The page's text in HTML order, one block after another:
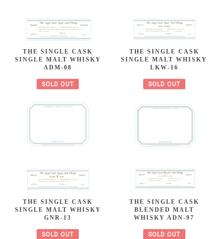
THE SINGLE CASK
SINGLE MALT WHISKY
ADM-08
SOLD OUT
THE SINGLE CASK
SINGLE MALT WHISKY
LKW-16
SOLD OUT
THE SINGLE CASK
SINGLE MALT WHISKY
GNR-13
SOLD OUT
THE SINGLE CASK
BLENDED MALT
WHISKY ADN-97
SOLD OUT